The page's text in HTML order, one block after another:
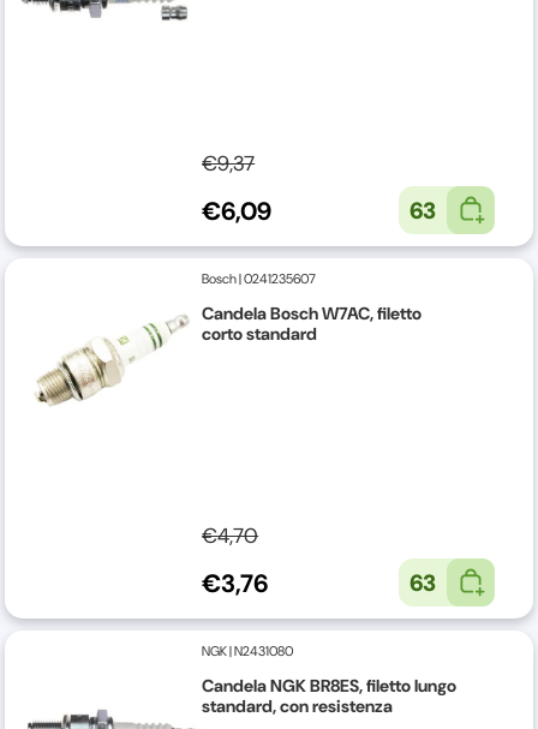
€9,37
€6,09 63
Bosch|0241235607
Candela Bosch W7AC, filetto
corto standard
€4,70
€3,76 63
NGK|N2431080
Candela NGK BR8ES, filetto lungo
standard, con resistenza